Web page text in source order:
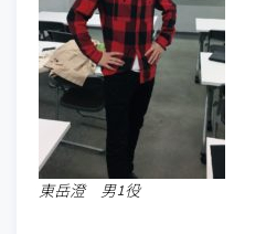
東岳澄 男1役